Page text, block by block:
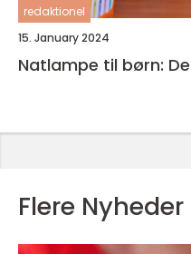
redaktionel
15. January 2024
Natlampe til børn:
Flere Nyheder